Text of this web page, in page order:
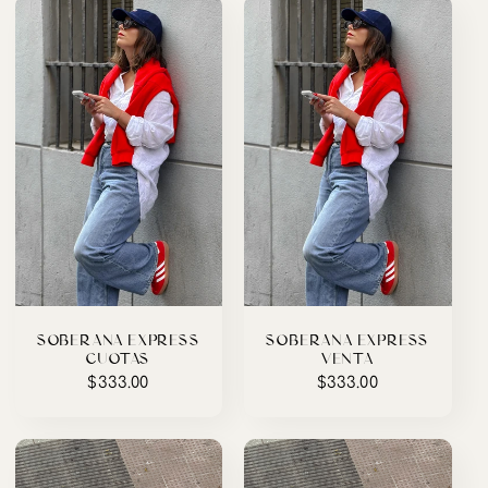
SOBERANA EXPRESS
(CUOTAS)
Precio
$333.00
SOBERANA EXPRESS
(VENTA)
Precio
$333.00